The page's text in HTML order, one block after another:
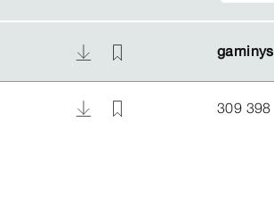
gaminys
gaminys
309 398